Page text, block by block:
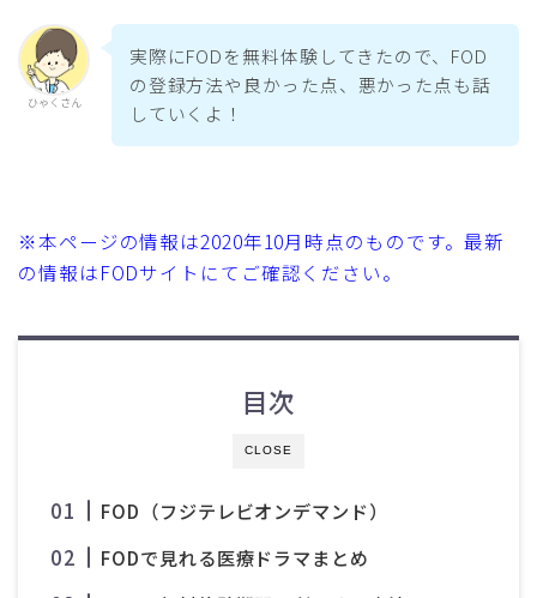
ひゃくさん
実際にFODを無料体験してきたので、FOD
の登録方法や良かった点、悪かった点も話
していくよ！
※本ページの情報は2020年10月時点のものです。最新
の情報はFODサイトにてご確認ください。
CLOSE
目次
FOD（フジテレビオンデマンド）
FODで見れる医療ドラマまとめ